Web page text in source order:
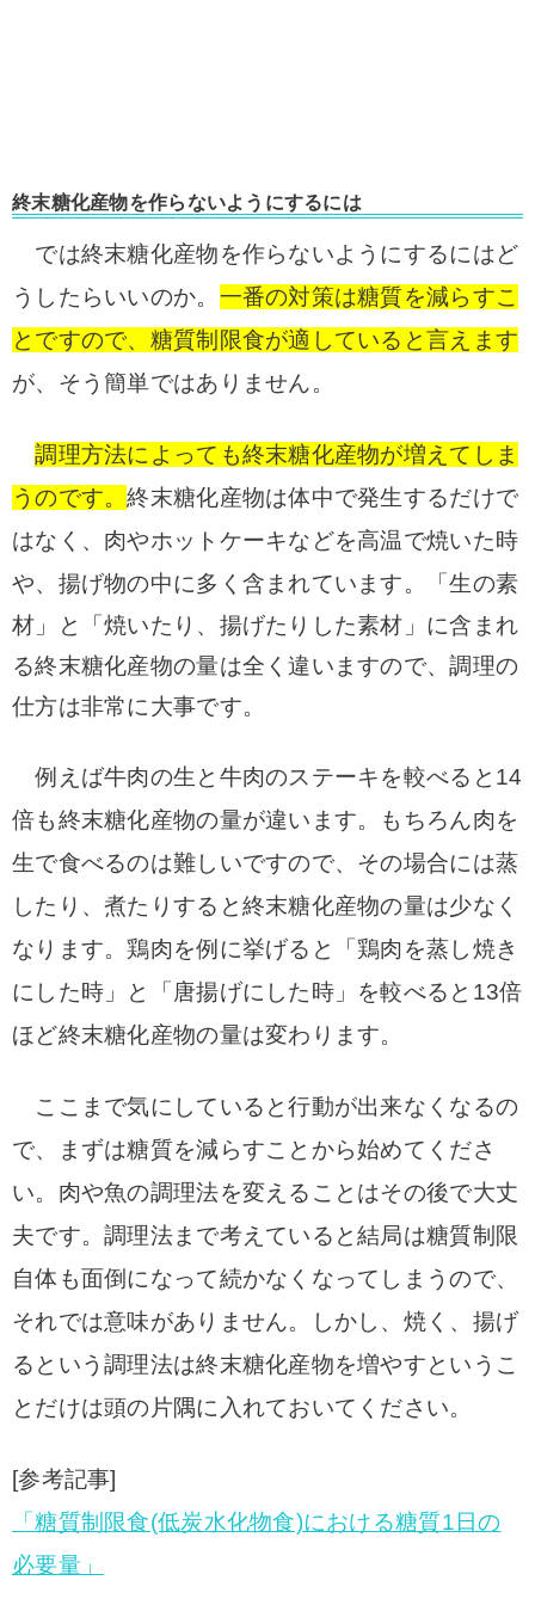
終末糖化産物を作らないようにするには
では終末糖化産物を作らないようにするにはど
うしたらいいのか。 一番の対策は糖質を減らすこ
とですので、糖質制限食が適していると言えます
が、そう簡単ではありません。
調理方法によっても終末糖化産物が増えてしま
うのです。終末糖化産物は体中で発生するだけで
はなく、肉やホットケーキなどを高温で焼いた時
や、揚げ物の中に多く含まれています。
「生の素
材」と「焼いたり、揚げたりした素材」に含まれ
る終末糖化産物の量は全く違いますので、調理の
仕方は非常に大事です。
例えば牛肉の生と牛肉のステーキを較べると14
倍も終末糖化産物の量が違います。
もちろん肉を
生で食べるのは難しいですので、その場合には蒸
したり、煮たりすると終末糖化産物の量は少なく
なります。鶏肉を例に挙げると「鶏肉を蒸し焼き
にした時」と「唐揚げにした時」を較べると13倍
ほど終末糖化産物の量は変わります。
ここまで気にしていると行動が出来なくなるの
で、まずは糖質を減らすことから始めてくださ
い。 肉や魚の調理法を変えることはその後で大丈
夫です。調理法まで考えていると結局は糖質制限
自体も面倒になって続かなくなってしまうので、
それでは意味がありません。
しかし、焼く、揚げ
るという調理法は終末糖化産物を増やすというこ
とだけは頭の片隅に入れておいてください。
[参考記事]
「糖質制限食(低炭水化物食)における糖質1日の
必要量」